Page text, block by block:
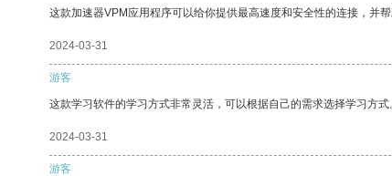
这款加速器VPM应用程序可以给你提供最高速度和安全性的连接，并帮
2024-03-31
游客
这款学习软件的学习方式非常灵活，可以根据自己的需求选择学习方式
2024-03-31
游客